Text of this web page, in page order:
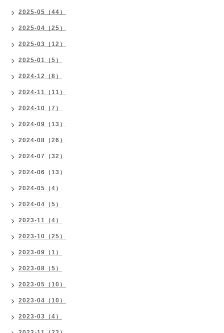
2025-05（44）
2025-04（25）
2025-03（12）
2025-01（5）
2024-12（8）
2024-11（11）
2024-10（7）
2024-09（13）
2024-08（26）
2024-07（32）
2024-06（13）
2024-05（4）
2024-04（5）
2023-11（4）
2023-10（25）
2023-09（1）
2023-08（5）
2023-05（10）
2023-04（10）
2023-03（4）